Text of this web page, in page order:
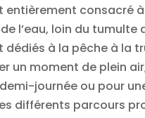
entièrement consacré
l’eau, loin du
à la pêche à la
moment de plein
journée ou pour
différents parcours